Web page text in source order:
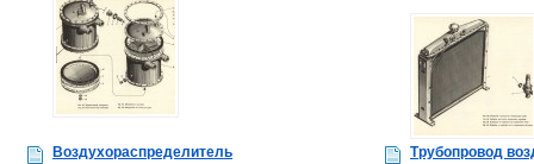
Воздухораспределитель Трубопровод